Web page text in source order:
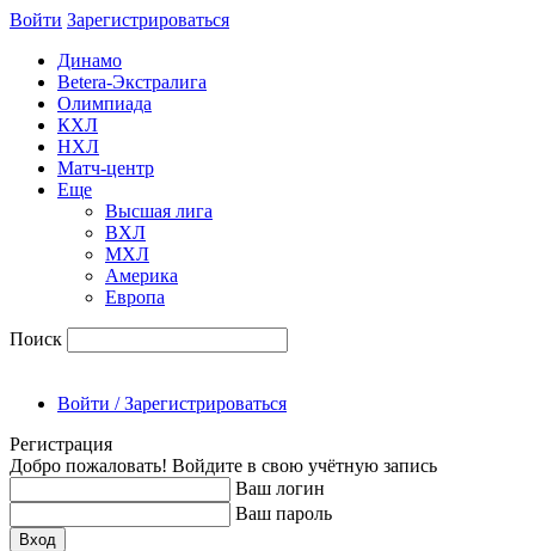
Войти Зарегиcтрироваться
Динамо
Betera-Экстралига
Олимпиада
КХЛ
НХЛ
Матч-центр
Еще
Высшая лига
ВХЛ
МХЛ
Америка
Европа
Поиск
Войти / Зарегистрироваться
Регистрация
Добро пожаловать! Войдите в свою учётную запись
Ваш логин
Ваш пароль